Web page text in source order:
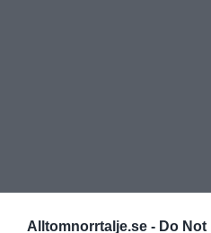
Alltomnorrtalje.se - Do